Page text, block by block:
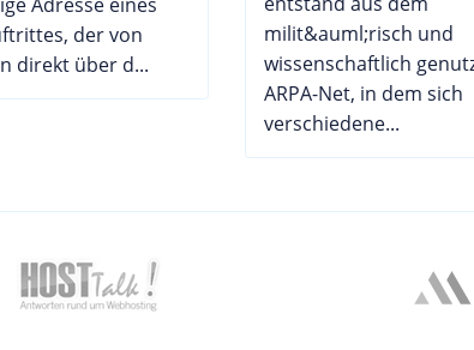
der von
direkt über d...
milit&auml;risch und
wissenschaftlich
ARPA-Net, in dem sich
verschiedene...